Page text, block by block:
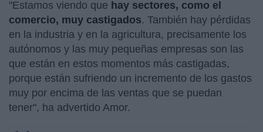
"Estamos viendo que hay sectores, como el
comercio, muy castigados. También hay pérdidas
en la industria y en la agricultura, precisamente los
autónomos y las muy pequeñas empresas son las
que están en estos momentos más castigadas,
porque están sufriendo un incremento de los gastos
muy por encima de las ventas que se puedan
tener", ha advertido Amor.